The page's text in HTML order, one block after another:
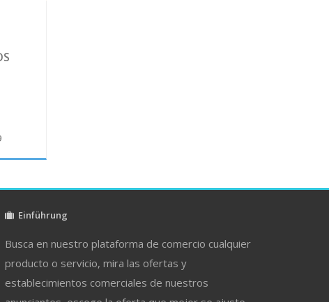
Einführung
Busca en nuestro plataforma de comercio cualquier
producto o servicio, mira las ofertas y
establecimientos comerciales de nuestros